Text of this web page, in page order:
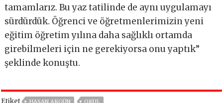
tamamlarız. Bu yaz tatilinde de aynı uygulamayı
sürdürdük. Öğrenci ve öğretmenlerimizin yeni
eğitim öğretim yılına daha sağlıklı ortamda
girebilmeleri için ne gerekiyorsa onu yaptık”
şeklinde konuştu.
Etiket HASAN AKGÜN OKUL